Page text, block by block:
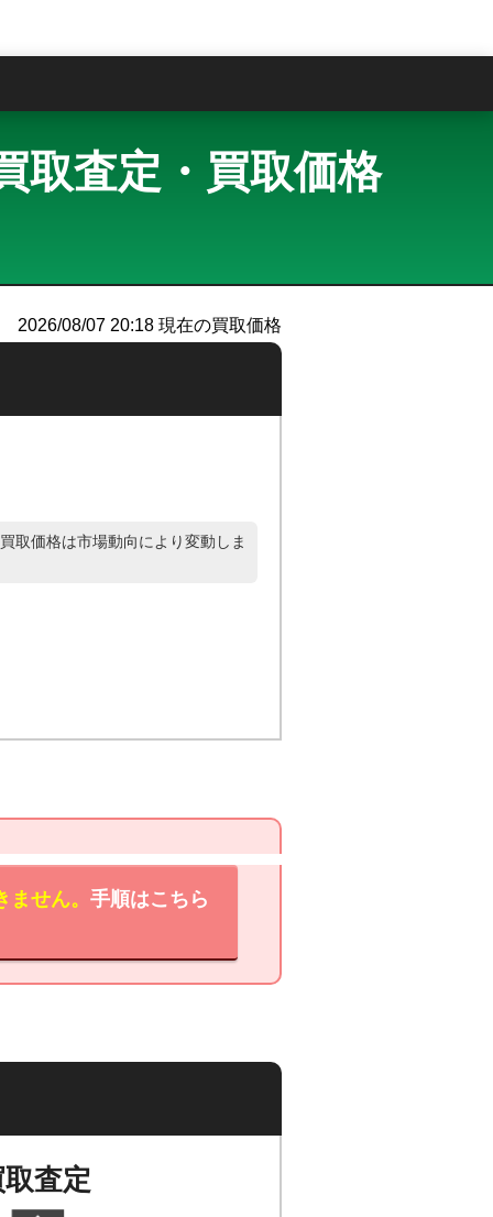
取査定・買取価格
2026/08/07 20:18 現在の買取価格
取価格は市場動向により変動しま
せん。 手順はこちら
査定